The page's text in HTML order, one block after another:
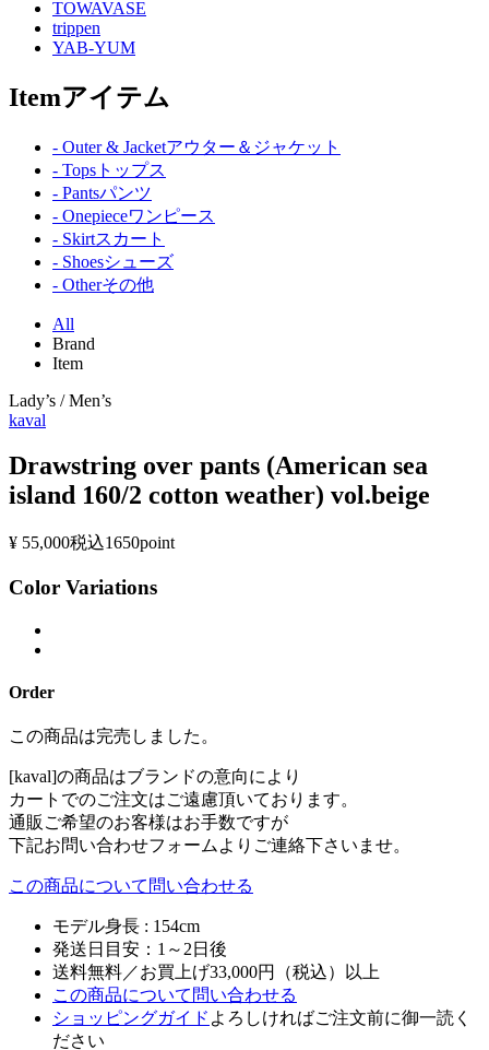
TOWAVASE
trippen
YAB-YUM
Itemアイテム
- Outer & Jacketアウター＆ジャケット
- Tops トップス
- Pantsパンツ
- Onepieceワンピース
- Skirtスカート
- Shoesシューズ
- Otherその他
All
Brand
Item
Lady’s / Men’s
kaval
Drawstring over pants (American sea
island 160/2 cotton weather) vol.beige
¥ 55,000税込1650point
Color Variations
Order
この商品は完売しました。
[kaval]の商品はブランドの意向により
カートでのご注文はご遠慮頂いております。
通販ご希望のお客様はお手数ですが
下記お問い合わせフォームよりご連絡下さいませ。
この商品について問い合わせる
モデル身長 : 154cm
発送日目安：1～2日後
送料無料／お買上げ33,000円（税込）以上
この商品について問い合わせる
ショッピングガイド よろしければご注文前に御一読く
ださい